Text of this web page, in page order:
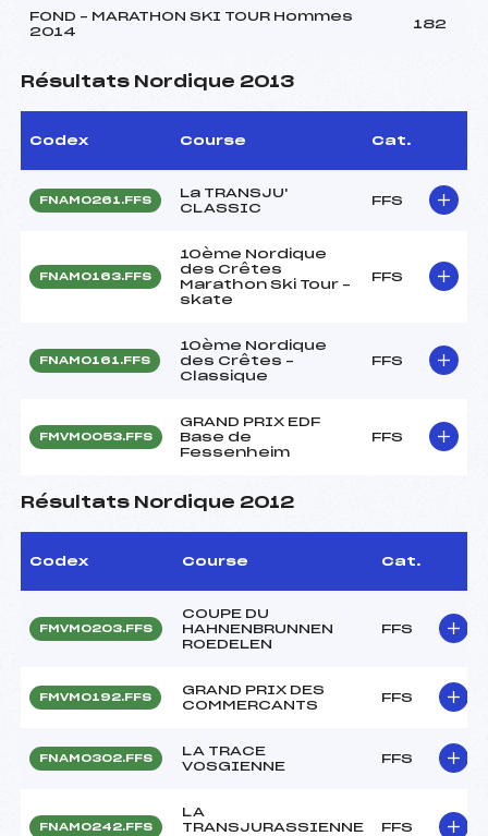
FOND – MARATHON SKI TOUR Hommes
2014
182
Résultats Nordique 2013
Codex Course Cat.
FNAM0261.FFS
La TRANSJU'
CLASSIC
FFS
FNAM0163.FFS
10ème Nordique
des Crêtes
Marathon Ski Tour –
skate
FFS
FNAM0161.FFS
10ème Nordique
des Crêtes –
Classique
FFS
FMVM0053.FFS
GRAND PRIX EDF
Base de
Fessenheim
FFS
Résultats Nordique 2012
Codex Course Cat.
FMVM0203.FFS
COUPE DU
HAHNENBRUNNEN
ROEDELEN
FFS
FMVM0192.FFS
GRAND PRIX DES
COMMERCANTS
FFS
FNAM0302.FFS
LA TRACE
VOSGIENNE
FFS
FNAM0242.FFS
LA
TRANSJURASSIENNE
FFS